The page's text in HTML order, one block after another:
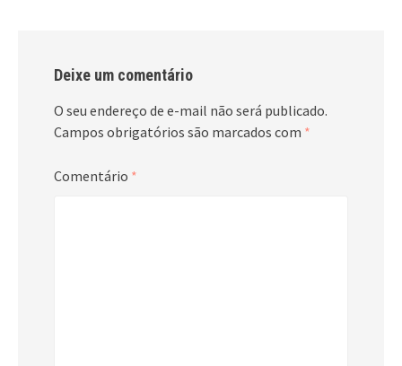
Deixe um comentário
O seu endereço de e-mail não será publicado.
Campos obrigatórios são marcados com *
Comentário *